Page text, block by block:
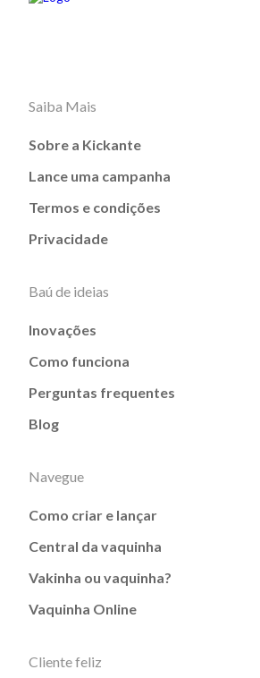
Saiba Mais
Sobre a Kickante
Lance uma campanha
Termos e condições
Privacidade
Baú de ideias
Inovações
Como funciona
Perguntas frequentes
Blog
Navegue
Como criar e lançar
Central da vaquinha
Vakinha ou vaquinha?
Vaquinha Online
Cliente feliz